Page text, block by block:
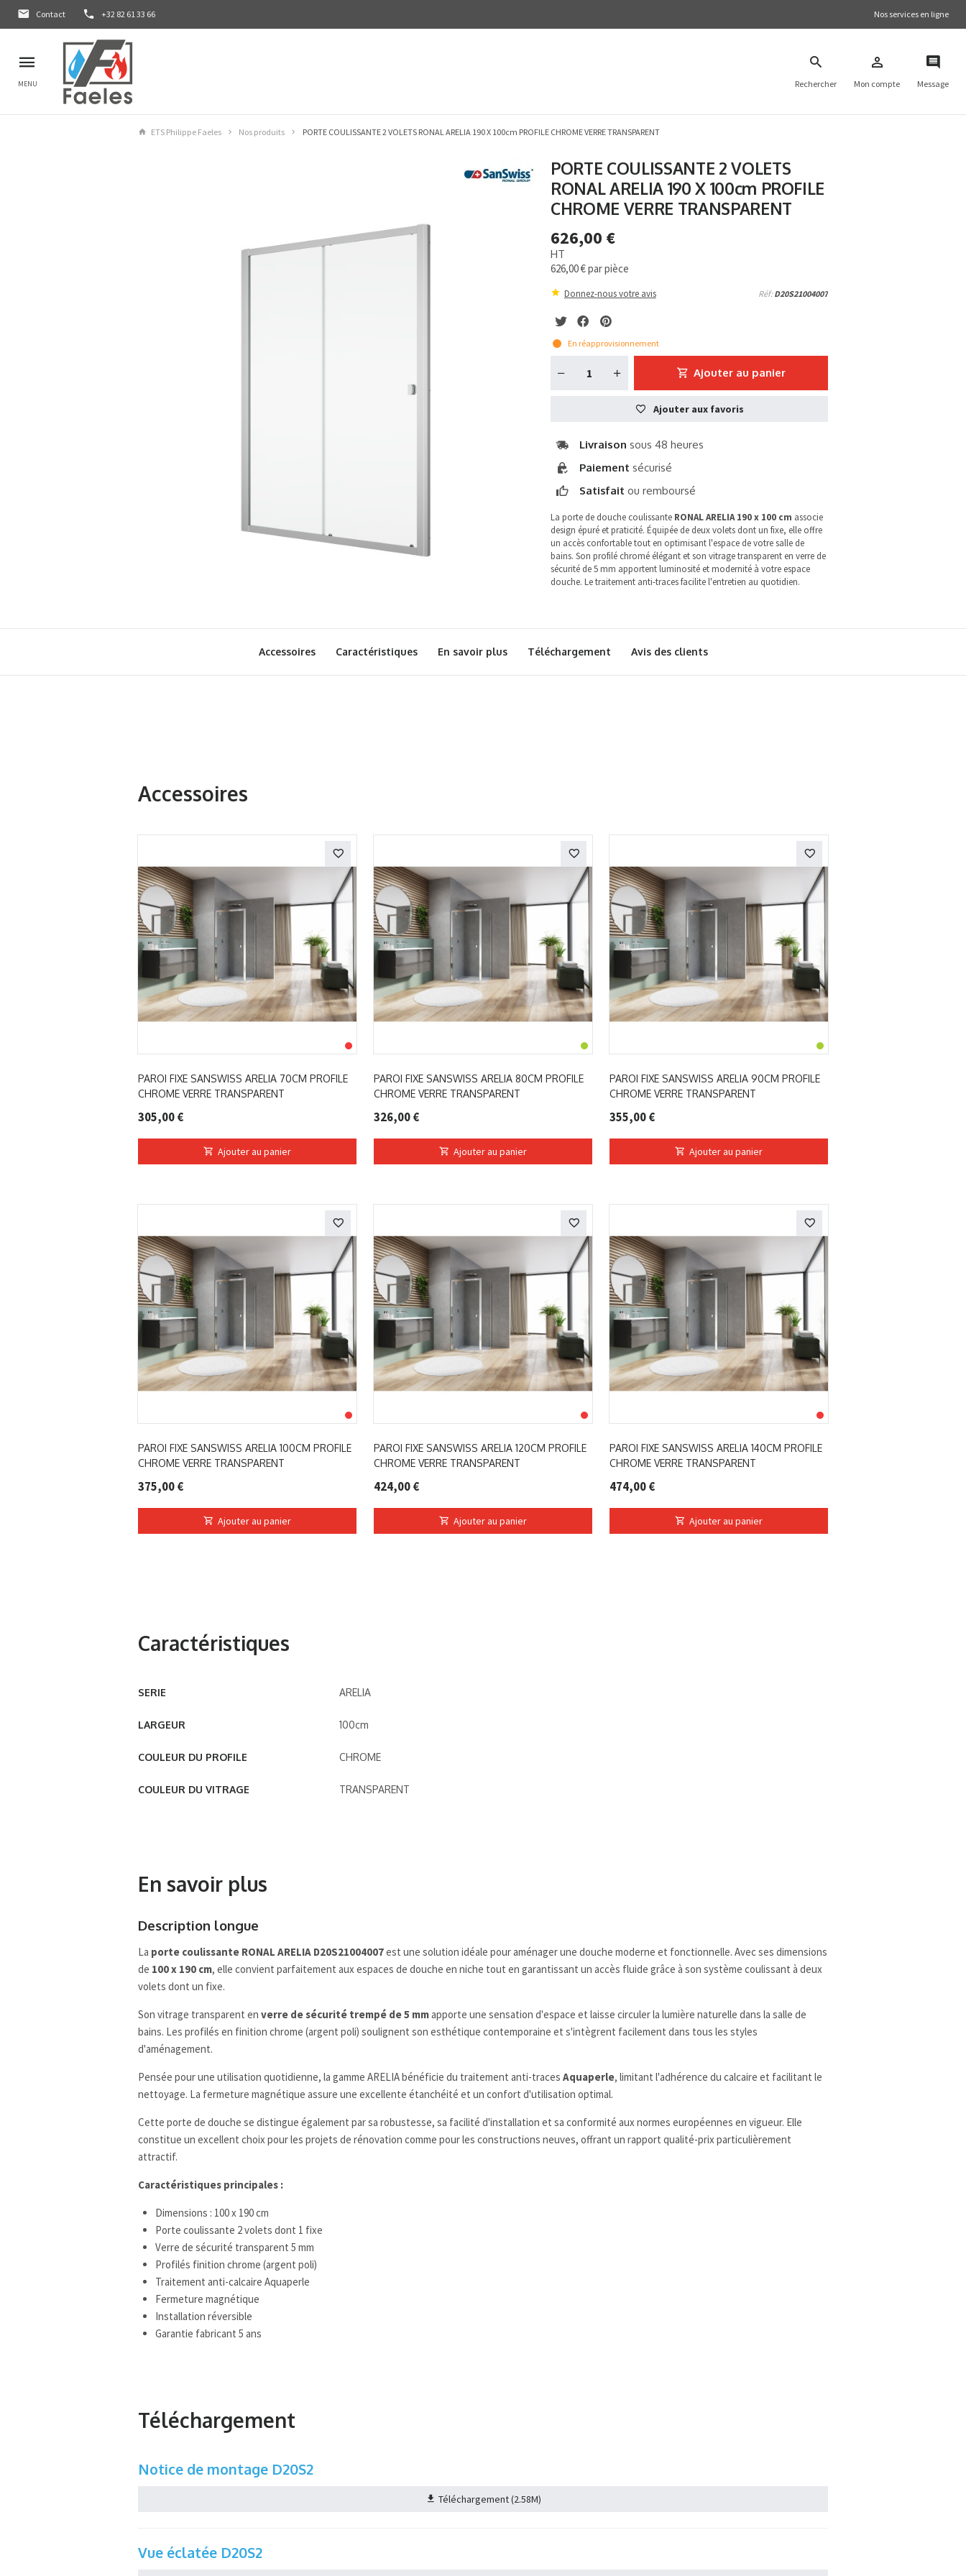
Contact +32 82 61 33 66 Nos services en ligne
MENU Rechercher Mon compte Message
ETS Philippe Faeles Nos produits PORTE COULISSANTE 2 VOLETS RONAL ARELIA 190 X 100cm PROFILE CHROME VERRE TRANSPARENT
PORTE COULISSANTE 2 VOLETS
RONAL ARELIA 190 X 100cm PROFILE
CHROME VERRE TRANSPARENT
626,00 €
HT
626,00 €par pièce
Donnez-nous votre avis Réf: D20S21004007
En réapprovisionnement
Ajouter au panier
Ajouter aux favoris
Livraison sous 48 heures
Paiement sécurisé
Satisfait ou remboursé
La porte de douche coulissante RONAL ARELIA 190 x 100 cm associe
design épuré et praticité. Équipée de deux volets dont un fixe, elle offre
un accès confortable tout en optimisant l'espace de votre salle de
bains. Son profilé chromé élégant et son vitrage transparent en verre de
sécurité de 5 mm apportent luminosité et modernité à votre espace
douche. Le traitement anti-traces facilite l'entretien au quotidien.
Accessoires Caractéristiques En savoir plus Téléchargement Avis des clients
Accessoires
PAROI FIXE SANSWISS ARELIA 70CM PROFILE
CHROME VERRE TRANSPARENT
305,00 €
Ajouter au panier
PAROI FIXE SANSWISS ARELIA 80CM PROFILE
CHROME VERRE TRANSPARENT
326,00 €
Ajouter au panier
PAROI FIXE SANSWISS ARELIA 90CM PROFILE
CHROME VERRE TRANSPARENT
355,00 €
Ajouter au panier
PAROI FIXE SANSWISS ARELIA 100CM PROFILE
CHROME VERRE TRANSPARENT
375,00 €
Ajouter au panier
PAROI FIXE SANSWISS ARELIA 120CM PROFILE
CHROME VERRE TRANSPARENT
424,00 €
Ajouter au panier
PAROI FIXE SANSWISS ARELIA 140CM PROFILE
CHROME VERRE TRANSPARENT
474,00 €
Ajouter au panier
Caractéristiques
SERIE ARELIA
LARGEUR 100cm
COULEUR DU PROFILE CHROME
COULEUR DU VITRAGE TRANSPARENT
En savoir plus
Description longue
La porte coulissante RONAL ARELIA D20S21004007est une solution idéale pour aménager une douche moderne et fonctionnelle. Avec ses dimensions
de 100 x 190 cm, elle convient parfaitement aux espaces de douche en niche tout en garantissant un accès fluide grâce à son système coulissant à deux
volets dont un fixe.
Son vitrage transparent en verre de sécurité trempé de 5 mmapporte une sensation d'espace et laisse circuler la lumière naturelle dans la salle de
bains. Les profilés en finition chrome (argent poli) soulignent son esthétique contemporaine et s'intègrent facilement dans tous les styles
d'aménagement.
Pensée pour une utilisation quotidienne, la gamme ARELIA bénéficie du traitement anti-traces Aquaperle, limitant l'adhérence du calcaire et facilitant le
nettoyage. La fermeture magnétique assure une excellente étanchéité et un confort d'utilisation optimal.
Cette porte de douche se distingue également par sa robustesse, sa facilité d'installation et sa conformité aux normes européennes en vigueur. Elle
constitue un excellent choix pour les projets de rénovation comme pour les constructions neuves, offrant un rapport qualité-prix particulièrement
attractif.
Caractéristiques principales :
Dimensions : 100 x 190 cm
Porte coulissante 2 volets dont 1 fixe
Verre de sécurité transparent 5 mm
Profilés finition chrome (argent poli)
Traitement anti-calcaire Aquaperle
Fermeture magnétique
Installation réversible
Garantie fabricant 5 ans
Téléchargement
Notice de montage D20S2
Téléchargement (2.58M)
Vue éclatée D20S2